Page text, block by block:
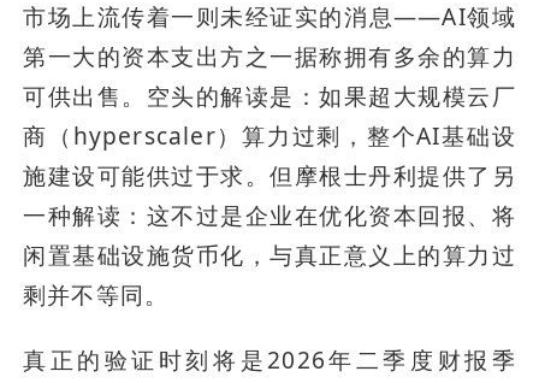
市场上流传着一则未经证实的消息——AI领域
第一大的资本支出方之一据称拥有多余的算力
可供出售。空头的解读是：如果超大规模云厂
商（hyperscaler）算力过剩，整个AI基础设
施建设可能供过于求。但摩根士丹利提供了另
一种解读：这不过是企业在优化资本回报、将
闲置基础设施货币化，与真正意义上的算力过
剩并不等同。
真正的验证时刻将是2026年二季度财报季